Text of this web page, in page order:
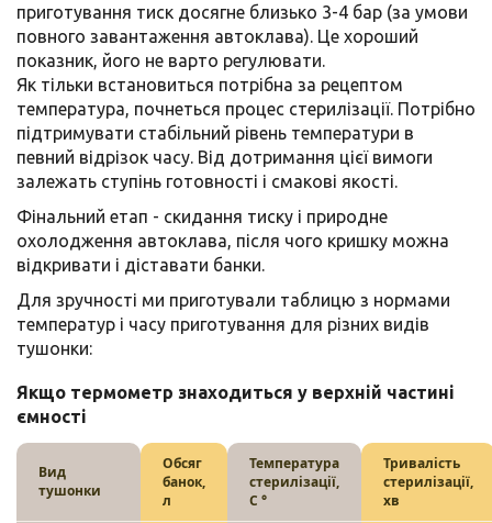
приготування тиск досягне близько 3-4 бар (за умови
повного завантаження автоклава). Це хороший
показник, його не варто регулювати.
Як тільки встановиться потрібна за рецептом
температура, почнеться процес стерилізації. Потрібно
підтримувати стабільний рівень температури в
певний відрізок часу. Від дотримання цієї вимоги
залежать ступінь готовності і смакові якості.
Фінальний етап - скидання тиску і природне
охолодження автоклава, після чого кришку можна
відкривати і діставати банки.
Для зручності ми приготували таблицю з нормами
температур і часу приготування для різних видів
тушонки:
Якщо термометр знаходиться у верхній частині
ємності
Вид
тушонки
Обсяг
банок,
л
Температура
стерилізації,
С °
Тривалість
стерилізації,
хв